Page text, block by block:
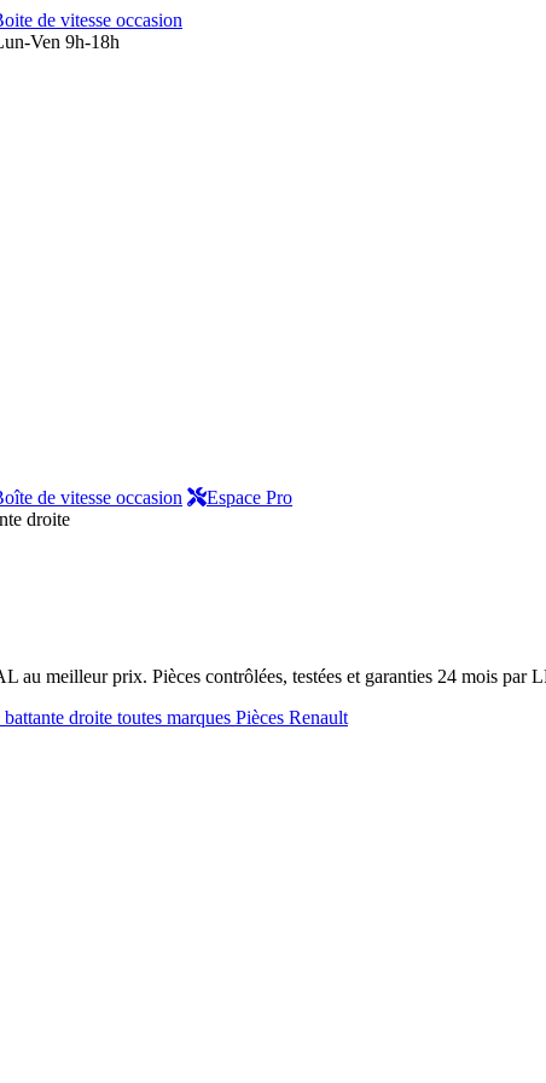
de vitesse occasion
Ven 9h-18h
de vitesse occasion
Espace Pro
droite
meilleur prix. Pièces contrôlées, testées et garanties 24 mois par
battante droite toutes marques Pièces Renault